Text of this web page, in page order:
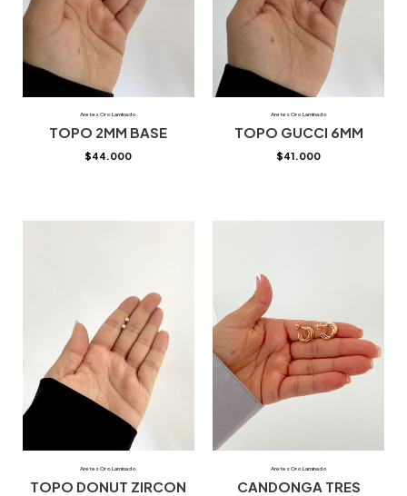
Aretes Oro Laminado
TOPO 2MM BASE
$44.000
Aretes Oro Laminado
TOPO GUCCI 6MM
$41.000
Aretes Oro Laminado
TOPO DONUT ZIRCON
Aretes Oro Laminado
CANDONGA TRES